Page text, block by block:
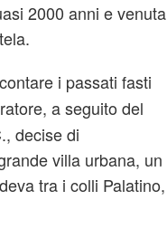
2000 anni e venuta
i passati fasti
a seguito del
decise di
villa urbana, un
tra i colli Palatino,